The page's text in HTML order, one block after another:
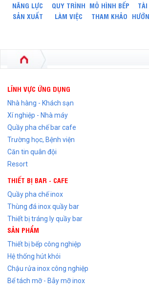
NĂNG LỰC
SẢN XUẤT
QUY TRÌNH
LÀM VIỆC
MÔ HÌNH BẾP
THAM KHẢO
LĨNH VỰC ỨNG DỤNG
Nhà hàng - Khách sạn
Xí nghiệp - Nhà máy
Quầy pha chế bar cafe
Trường học, Bệnh viện
Căn tin quân đội
Resort
THIẾT BỊ BAR - CAFE
Quầy pha chế inox
Thùng đá inox quầy bar
Thiết bị tráng ly quầy bar
SẢN PHẨM
Thiết bị bếp công nghiệp
Hệ thống hút khói
Chậu rửa inox công nghiệp
Bể tách mỡ - Bẫy mỡ inox